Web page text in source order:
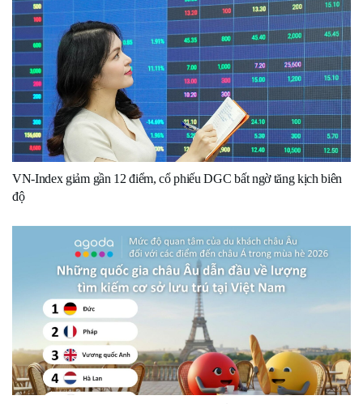
VN-Index giảm gần 12 điểm, cổ phiếu DGC bất ngờ tăng kịch biên
độ